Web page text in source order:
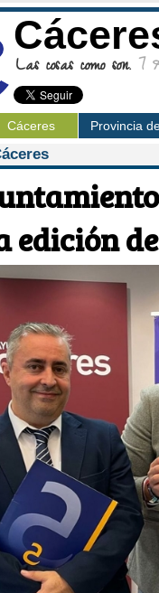
Las cosas como son. 7
Cáceres Provincia
edición